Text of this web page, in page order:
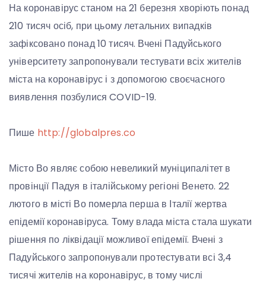
На коронавірус станом на 21 березня хворіють понад
210 тисяч осіб, при цьому летальних випадків
зафіксовано понад 10 тисяч. Вчені Падуйського
університету запропонували тестувати всіх жителів
міста на коронавірус і з допомогою своєчасного
виявлення позбулися COVID-19.
Пише http://globalpres.co
Місто Во являє собою невеликий муніципалітет в
провінції Падуя в італійському регіоні Венето. 22
лютого в місті Во померла перша в Італії жертва
епідемії коронавіруса. Тому влада міста стала шукати
рішення по ліквідації можливої епідемії. Вчені з
Падуйського запропонували протестувати всі 3,4
тисячі жителів на коронавірус, в тому числі